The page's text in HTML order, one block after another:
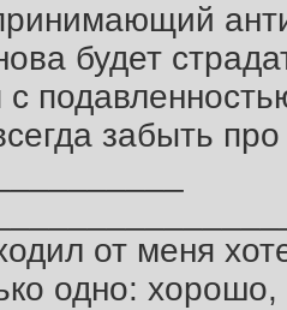
будет
с
забыть про
от меня
одно: